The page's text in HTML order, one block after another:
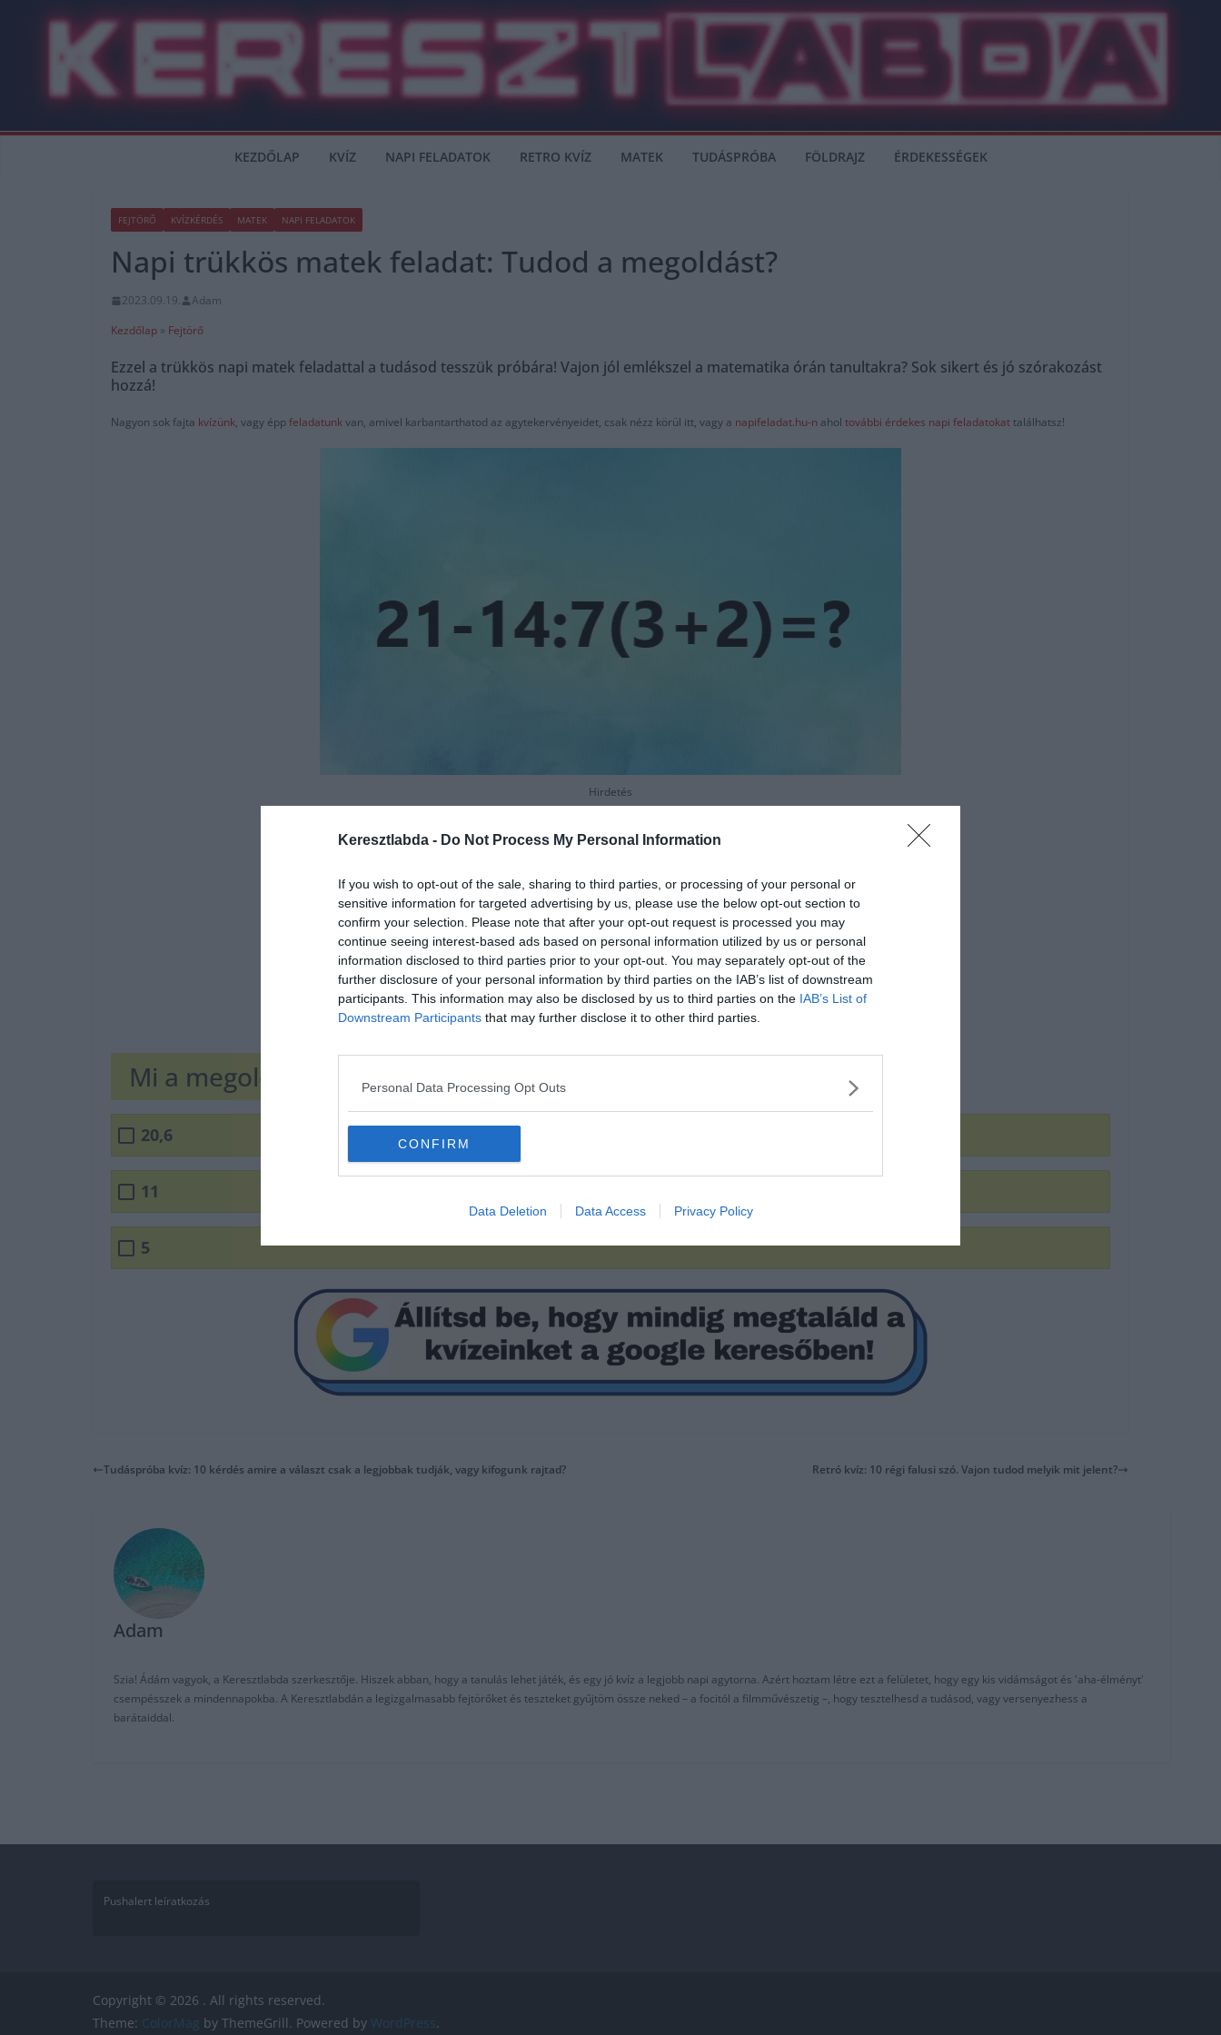
Keresztlabda - Do Not Process My Personal Information
If you wish to opt-out of the sale, sharing to third parties, or processing of your personal or
sensitive information for targeted advertising by us, please use the below opt-out section to
confirm your selection. Please note that after your opt-out request is processed you may
continue seeing interest-based ads based on personal information utilized by us or personal
information disclosed to third parties prior to your opt-out. You may separately opt-out of the
further disclosure of your personal information by third parties on the IAB’s list of downstream
participants. This information may also be disclosed by us to third parties on the IAB’s List of
Downstream Participants that may further disclose it to other third parties.
Personal Data Processing Opt Outs
CONFIRM
Data Deletion Data Access Privacy Policy
KEZDŐLAP KVÍZ NAPI FELADATOK RETRO KVÍZ MATEK TUDÁSPRÓBA FÖLDRAJZ ÉRDEKESSÉGEK
FEJTÖRŐ KVÍZKÉRDÉS MATEK NAPI FELADATOK
Napi trükkös matek feladat: Tudod a megoldást?
2023.09.19.
Adam
Kezdőlap » Fejtörő
Ezzel a trükkös napi matek feladattal a tudásod tesszük próbára! Vajon jól emlékszel a matematika órán tanultakra? Sok sikert és jó szórakozást
hozzá!
Nagyon sok fajta kvízünk, vagy éppfeladatunkvan, amivel karbantarthatod az agytekervényeidet, csak nézz körül itt, vagy a napifeladat.hu-n ahol további érdekes napi feladatokattalálhatsz!
Hirdetés
Mi a megoldás?
20,6
11
5
Tudáspróba kvíz: 10 kérdés amire a választ csak a legjobbak tudják, vagy kifogunk rajtad? Retró kvíz: 10 régi falusi szó. Vajon tudod melyik mit jelent?
Adam
Szia! Ádám vagyok, a Keresztlabda szerkesztője. Hiszek abban, hogy a tanulás lehet játék, és egy jó kvíz a legjobb napi agytorna. Azért hoztam létre ezt a felületet, hogy egy kis vidámságot és 'aha-élményt'
csempésszek a mindennapokba. A Keresztlabdán a legizgalmasabb fejtörőket és teszteket gyűjtöm össze neked – a focitól a filmművészetig –, hogy tesztelhesd a tudásod, vagy versenyezhess a
barátaiddal.
Pushalert leíratkozás
Copyright © 2026 . All rights reserved.
Theme: ColorMag by ThemeGrill. Powered by WordPress.